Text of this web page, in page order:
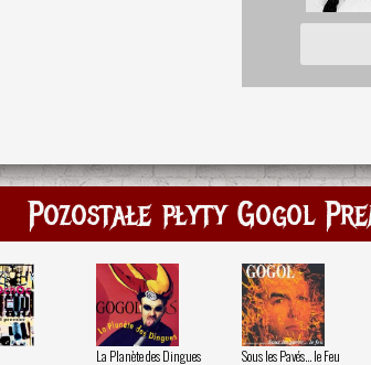
Pozostałe płyty Gogol
La Planète des Dingues Sous les Pavés... le Feu